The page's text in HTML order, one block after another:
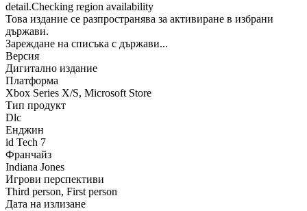
detail.Checking region availability
Това издание се разпространява за активиране в избрани
държави.
Зареждане на списъка с държави...
Версия
Дигитално издание
Платформа
Xbox Series X/S, Microsoft Store
Тип продукт
Dlc
Енджин
id Tech 7
Франчайз
Indiana Jones
Игрови перспективи
Third person, First person
Дата на излизане